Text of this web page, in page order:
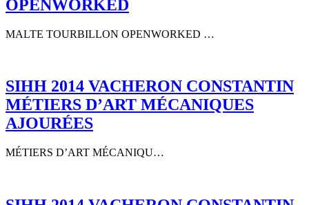
OPENWORKED
MALTE TOURBILLON OPENWORKED …
SIHH 2014 VACHERON CONSTANTIN
MÉTIERS D’ART MÉCANIQUES
AJOURÉES
MÉTIERS D’ART MÉCANIQU…